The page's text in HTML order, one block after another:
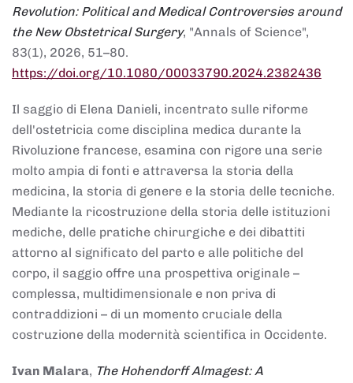
Revolution: Political and Medical Controversies around
the New Obstetrical Surgery, "Annals of Science",
83(1), 2026, 51–80.
https://doi.org/10.1080/00033790.2024.2382436
Il saggio di Elena Danieli, incentrato sulle riforme
dell'ostetricia come disciplina medica durante la
Rivoluzione francese, esamina con rigore una serie
molto ampia di fonti e attraversa la storia della
medicina, la storia di genere e la storia delle tecniche.
Mediante la ricostruzione della storia delle istituzioni
mediche, delle pratiche chirurgiche e dei dibattiti
attorno al significato del parto e alle politiche del
corpo, il saggio offre una prospettiva originale –
complessa, multidimensionale e non priva di
contraddizioni – di un momento cruciale della
costruzione della modernità scientifica in Occidente.
Ivan Malara, The Hohendorff Almagest: A